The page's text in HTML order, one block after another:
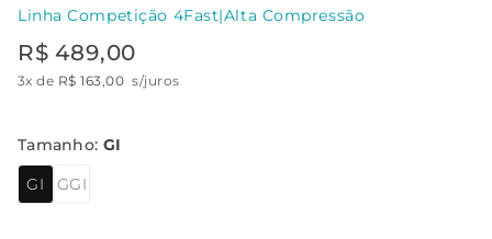
Linha Competição 4Fast|Alta Compressão
R$ 489,00
3x de R$ 163 ,00 s/juros
Tamanho: GI
GI
GGI